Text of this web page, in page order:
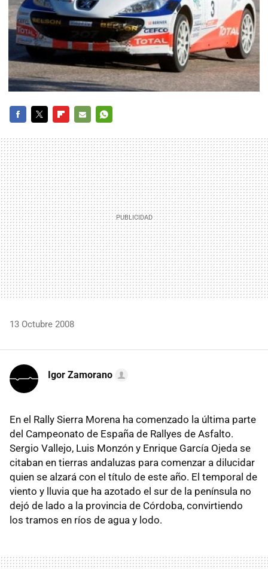
MAIL
13 Octubre 2008
Igor Zamorano
En el Rally Sierra Morena ha comenzado la última parte
del Campeonato de España de Rallyes de Asfalto.
Sergio Vallejo, Luis Monzón y Enrique García Ojeda se
citaban en tierras andaluzas para comenzar a dilucidar
quien se alzará con el título de este año. El temporal de
viento y lluvia que ha azotado el sur de la península no
dejó de lado a la provincia de Córdoba, convirtiendo
los tramos en ríos de agua y lodo.